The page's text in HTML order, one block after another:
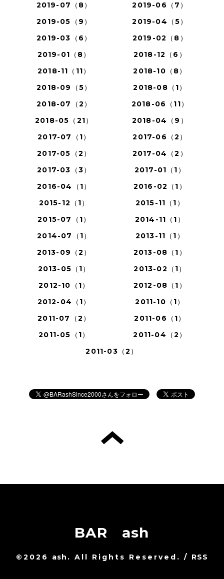
2019-07（8）
2019-06（7）
2019-05（9）
2019-04（5）
2019-03（6）
2019-02（8）
2019-01（8）
2018-12（6）
2018-11（11）
2018-10（8）
2018-09（5）
2018-08（1）
2018-07（2）
2018-06（11）
2018-05（21）
2018-04（9）
2017-07（1）
2017-06（2）
2017-05（2）
2017-04（2）
2017-03（3）
2017-01（1）
2016-04（1）
2016-02（1）
2015-12（1）
2015-11（1）
2015-07（1）
2014-11（1）
2014-07（1）
2013-11（1）
2013-09（2）
2013-08（1）
2013-05（1）
2013-02（1）
2012-10（1）
2012-08（1）
2012-04（1）
2011-10（1）
2011-07（2）
2011-06（1）
2011-05（1）
2011-04（2）
2011-03（2）
BAR ash
©2026 ash . All Rights Reserved. / RSS